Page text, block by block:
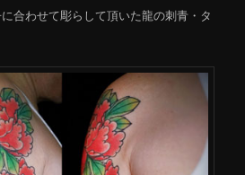
合わせて彫らして頂いた龍の刺青・タ